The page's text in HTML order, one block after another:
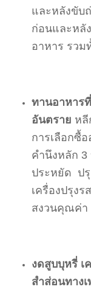
และหลังขับ
ก่อนและหลั
อาหาร รวม
ทานอาหาร
อันตราย หลี
การเลือกซื้
คำนึงหลัก
ประหยัด ป
เครื่องปรุง
สงวนคุณค่า
งดสูบบุหรี่ เ
สำส่อนทาง